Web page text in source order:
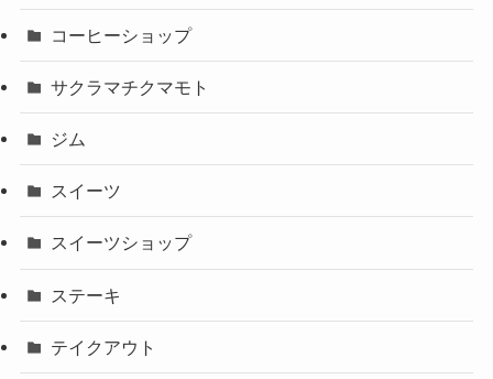
コーヒーショップ
サクラマチクマモト
ジム
スイーツ
スイーツショップ
ステーキ
テイクアウト